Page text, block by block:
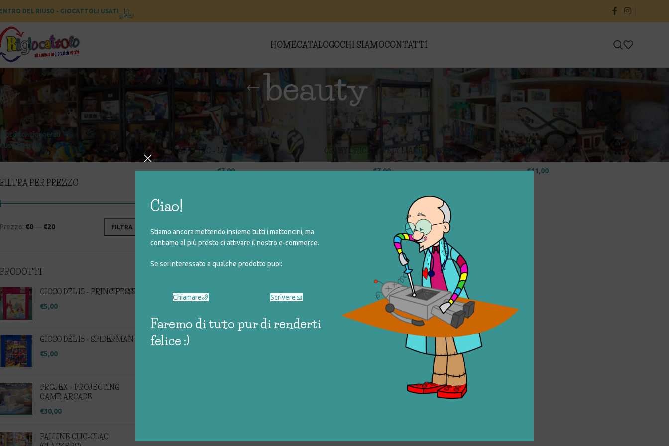
Ciao!
Stiamo ancora mettendo insieme tutti i mattoncini, ma
contiamo al più presto di attivare il nostro e-commerce.
Se sei interessato a qualche prodotto puoi:
Chiamare Scrivere
Faremo di tutto pur di renderti
felice :)
DEL RIUSO - GIOCATTOLI USATI
HOMECATALOGOCHI SIAMOCONTATTI
beauty
giocattoli rigenerati
riuso creativo
FILTRA PER PREZZO
FILTRA
Prezzo: €0— €20
PRODOTTI
GIOCO DEL 15 - PRINCIPESSE
€5,00
GIOCO DEL 15 - SPIDERMAN
€5,00
PROJEX - PROJECTING
GAME ARCADE
€30,00
PALLINE CLIC-CLAC
Home Prodotti taggati “beauty” Show
CRAZY CHIC – LOVELY MAKE UP –
DOLPHIN
€7,00
CRAZY CHIC – LOVELY MAKE UP –
RABBIT
€7,00
SPECCHIERA SONORA VANITY CON
SGABELLO
€11,00